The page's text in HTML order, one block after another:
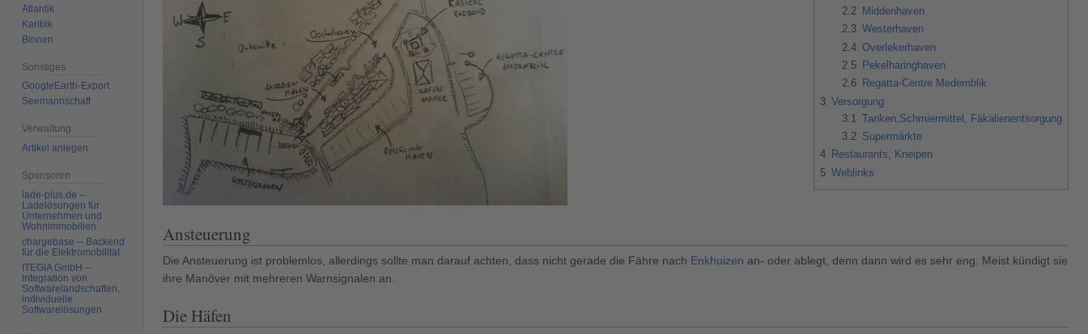
2.2
Middenhaven
2.3 Westerhaven
2.4 Overlekerhaven
2.5
Pekelharinghaven
2.6
Regatta-Centre Medemblik
3 Versorgung
3.1 Tanken,Schmiermittel, Fäkalienentsorgung
3.2 Supermärkte
4 Restaurants, Kneipen
5 Weblinks
Ansteuerung
Die Ansteuerung ist problemlos, allerdings sollte man darauf achten, dass nicht gerade die Fähre nach Enkhuizen an- oder ablegt, denn dann wird es sehr eng. Meist kündigt sie
ihre Manöver mit mehreren Warnsignalen an.
Die Häfen
Atlantik
Karibik
Binnen
Sonstiges
GoogleEarth-Export
Seemannschaft
Verwaltung
Artikel anlegen
Sponsoren
lade-plus.de --
Ladelösungen für
Unternehmen und
Wohnimmobilien
chargebase -- Backend
für die Elektromobilität
ITEGIA GmbH --
Integration von
Softwarelandschaften,
individuelle
Softwarelösungen